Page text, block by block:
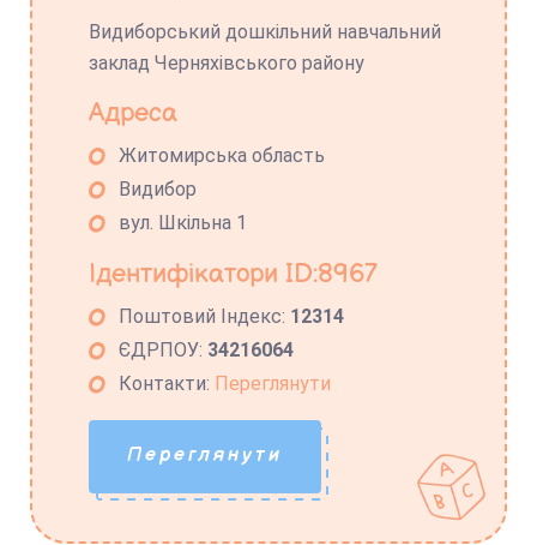
Видиборський дошкільний навчальний
заклад Черняхівського району
Адреса
Житомирська область
Видибор
вул. Шкільна 1
Ідентифікатори ID:8967
Поштовий Індекс: 12314
ЄДРПОУ: 34216064
Контакти: Переглянути
Переглянути